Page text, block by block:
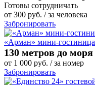
Готовы сотрудничать
от 300 руб. / за человека
Забронировать
«Арман» мини-гостиница
130 метров до моря
от 1 000 руб. / за номер
Забронировать